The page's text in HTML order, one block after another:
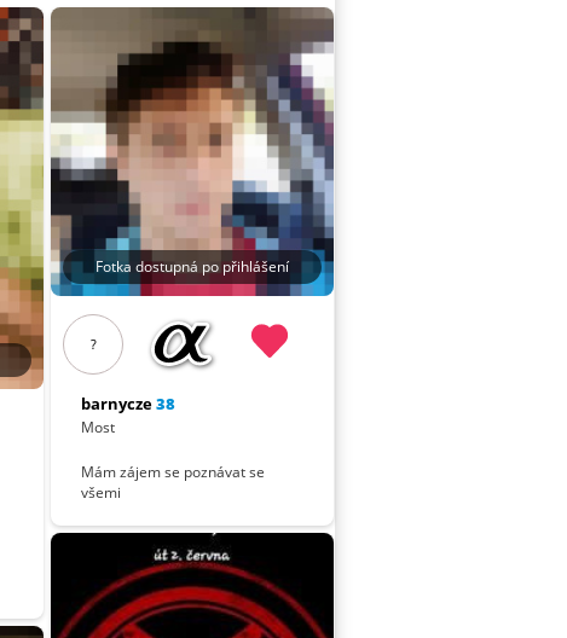
Fotka dostupná po přihlášení
?
barnycze38
Most
Mám zájem se poznávat se
všemi